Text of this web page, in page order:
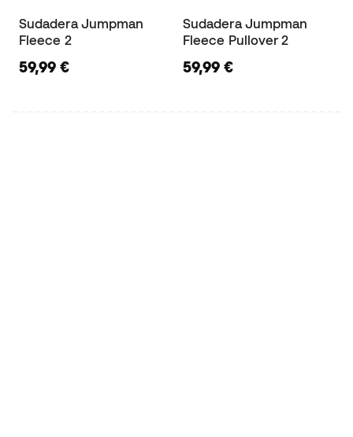
Sudadera Jumpman
Fleece 2
59,99 €
Sudadera Jumpman
Fleece Pullover 2
59,99 €